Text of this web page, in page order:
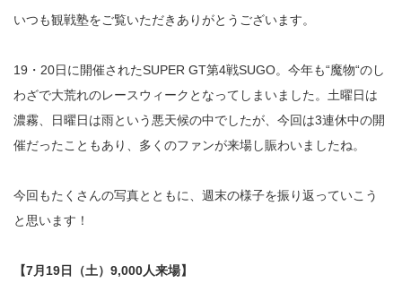
いつも観戦塾をご覧いただきありがとうございます。
19・20日に開催されたSUPER GT第4戦SUGO。今年も“魔物“のし
わざで大荒れのレースウィークとなってしまいました。土曜日は
濃霧、日曜日は雨という悪天候の中でしたが、今回は3連休中の開
催だったこともあり、多くのファンが来場し賑わいましたね。
今回もたくさんの写真とともに、週末の様子を振り返っていこう
と思います！
【7月19日（土）9,000人来場】